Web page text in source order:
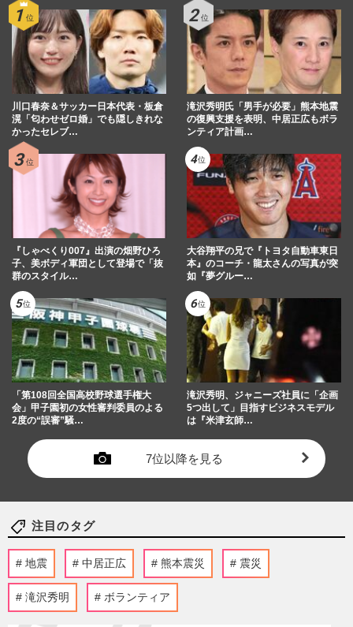
川口春奈＆サッカー日本代表・板倉
滉「匂わせゼロ婚」でも隠しきれな
かったセレブ…
滝沢秀明氏「男手が必要」熊本地震
の復興支援を表明、中居正広もボラ
ンティア計画…
『しゃべくり007』出演の畑野ひろ
子、美ボディ軍団として登場で「抜
群のスタイル…
大谷翔平の兄で『トヨタ自動車東日
本』のコーチ・龍太さんの写真が突
如『夢グルー…
「第108回全国高校野球選手権大
会」甲子園初の女性審判委員のよる
2度の“誤審”騒…
滝沢秀明、ジャニーズ社員に「企画
5つ出して」目指すビジネスモデル
は『米津玄師…
7位以降を見る
注目のタグ
地震 中居正広 熊本震災 震災
滝沢秀明 ボランティア